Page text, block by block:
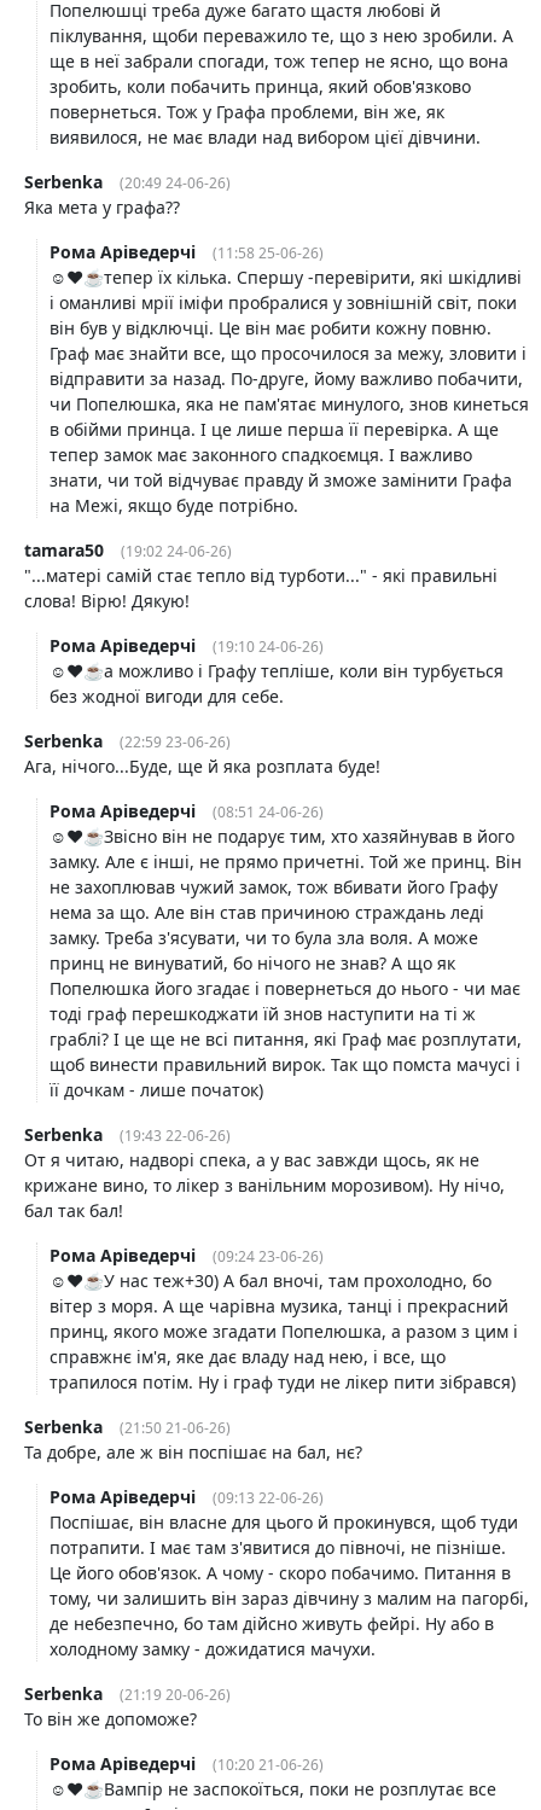
Попелюшці треба дуже багато щастя любові й
піклування, щоби переважило те, що з нею зробили. А
ще в неї забрали спогади, тож тепер не ясно, що вона
зробить, коли побачить принца, який обов'язково
повернеться. Тож у Графа проблеми, він же, як
виявилося, не має влади над вибором цієї дівчини.
Serbenka
(20:49 24-06-26)
Яка мета у графа??
Рома Аріведерчі
(11:58 25-06-26)
☺️❤️☕️тепер їх кілька. Спершу -перевірити, які шкідливі
і оманливі мрії іміфи пробралися у зовнішній світ, поки
він був у відключці. Це він має робити кожну повню.
Граф має знайти все, що просочилося за межу, зловити і
відправити за назад. По-друге, йому важливо побачити,
чи Попелюшка, яка не пам'ятає минулого, знов кинеться
в обійми принца. І це лише перша її перевірка. А ще
тепер замок має законного спадкоємця. І важливо
знати, чи той відчуває правду й зможе замінити Графа
на Межі, якщо буде потрібно.
tamara50
(19:02 24-06-26)
"...матері самій стає тепло від турботи..." - які правильні
слова! Вірю! Дякую!
Рома Аріведерчі
(19:10 24-06-26)
☺️❤️☕️а можливо і Графу тепліше, коли він турбується
без жодної вигоди для себе.
Serbenka
(22:59 23-06-26)
Ага, нічого...Буде, ще й яка розплата буде!
Рома Аріведерчі
(08:51 24-06-26)
☺️❤️☕️Звісно він не подарує тим, хто хазяйнував в його
замку. Але є інші, не прямо причетні. Той же принц. Він
не захоплював чужий замок, тож вбивати його Графу
нема за що. Але він став причиною страждань леді
замку. Треба з'ясувати, чи то була зла воля. А може
принц не винуватий, бо нічого не знав? А що як
Попелюшка його згадає і повернеться до нього - чи має
тоді граф перешкоджати їй знов наступити на ті ж
граблі? І це ще не всі питання, які Граф має розплутати,
щоб винести правильний вирок. Так що помста мачусі і
її дочкам - лише початок)
Serbenka
(19:43 22-06-26)
От я читаю, надворі спека, а у вас завжди щось, як не
крижане вино, то лікер з ванільним морозивом). Ну нічо,
бал так бал!
Рома Аріведерчі
(09:24 23-06-26)
☺️❤️☕️У нас теж+30) А бал вночі, там прохолодно, бо
вітер з моря. А ще чарівна музика, танці і прекрасний
принц, якого може згадати Попелюшка, а разом з цим і
справжнє ім'я, яке дає владу над нею, і все, що
трапилося потім. Ну і граф туди не лікер пити зібрався)
Serbenka
(21:50 21-06-26)
Та добре, але ж він поспішає на бал, нє?
Рома Аріведерчі
(09:13 22-06-26)
Поспішає, він власне для цього й прокинувся, щоб туди
потрапити. І має там з'явитися до півночі, не пізніше.
Це його обов'язок. А чому - скоро побачимо. Питання в
тому, чи залишить він зараз дівчину з малим на пагорбі,
де небезпечно, бо там дійсно живуть фейрі. Ну або в
холодному замку - дожидатися мачухи.
Serbenka
(21:19 20-06-26)
То він же допоможе?
Рома Аріведерчі
(10:20 21-06-26)
☺️❤️☕️Вампір не заспокоїться, поки не розплутає все